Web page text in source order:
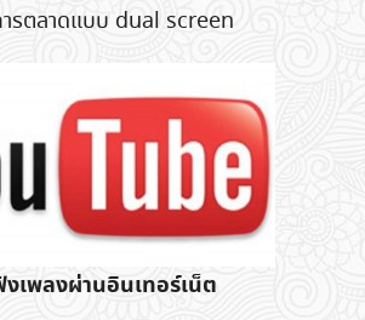
รตลาดแบบ dual screen
เพลงผ่านอินเทอร์เน็ต